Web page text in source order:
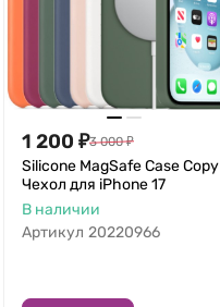
1 200 ₽3 000 ₽
Silicone MagSafe Case Copy
Чехол для iPhone 17
В наличии
Артикул 20220966